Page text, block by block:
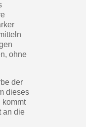
ohne
der
dieses
kommt
an die